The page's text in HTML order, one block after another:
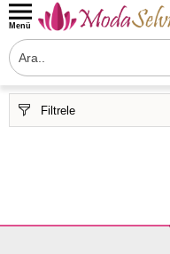
Menü
Filtrele